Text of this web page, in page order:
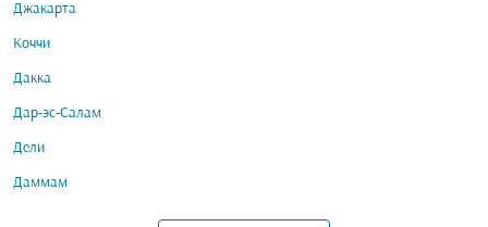
Джакарта
Коччи
Дакка
Дар-эс-Салам
Дели
Даммам